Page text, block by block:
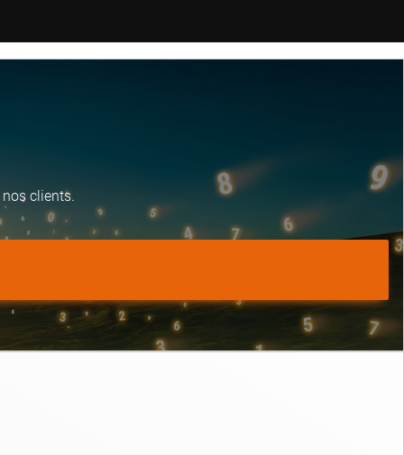
clients.